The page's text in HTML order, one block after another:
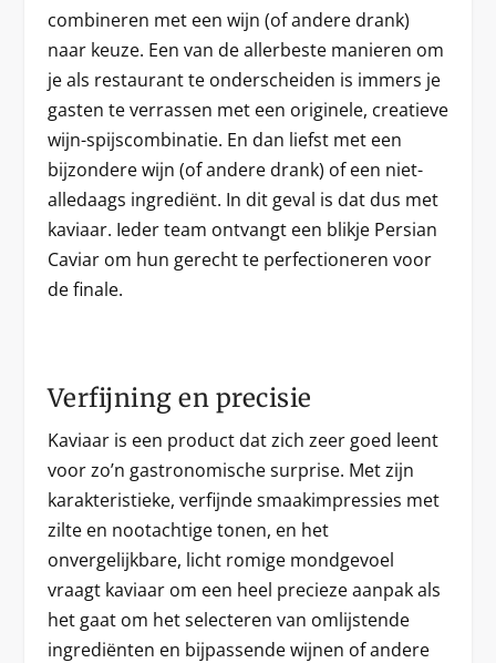
combineren met een wijn (of andere drank)
naar keuze. Een van de allerbeste manieren om
je als restaurant te onderscheiden is immers je
gasten te verrassen met een originele, creatieve
wijn-spijscombinatie. En dan liefst met een
bijzondere wijn (of andere drank) of een niet-
alledaags ingrediënt. In dit geval is dat dus met
kaviaar. Ieder team ontvangt een blikje Persian
Caviar om hun gerecht te perfectioneren voor
de finale.
Verfijning en precisie
Kaviaar is een product dat zich zeer goed leent
voor zo’n gastronomische surprise. Met zijn
karakteristieke, verfijnde smaakimpressies met
zilte en nootachtige tonen, en het
onvergelijkbare, licht romige mondgevoel
vraagt kaviaar om een heel precieze aanpak als
het gaat om het selecteren van omlijstende
ingrediënten en bijpassende wijnen of andere